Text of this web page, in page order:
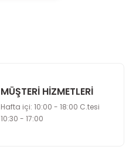
MÜŞTERİ HİZMETLERİ
Hafta içi: 10:00 - 18:00 C.tesi
10:30 - 17:00